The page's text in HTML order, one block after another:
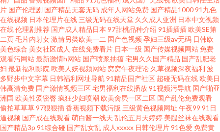
片 国产伦理剧 国产精品无套无码 成年人网站免费 国产精品100091九色
在线视频 日本伦理片在线 三级无码在线天堂 久久成人亚洲 日本中文视频
在线伦理剧推荐 国产成人精品日本 97甜桃品种介绍 91插插插欧美SE第
二页毛片内射女激情另类欧美一二 国产色视频 孕妇三级av无码 日韩欧
美色综合 美女社区成人 在线免费看片 日本一级 国产传媒视频网站免费
观看污网站最新激情h网站 国产喷浆抽搐宅男久久国产精品 国产乱肥老
妇 最新福利影院 欧美人妖视频网站 窝窝午夜理论 久草视频深夜福利 波
多野步中文字幕 日韩福利网址导航 91精品国产社区 超碰无码在线欧美日
韩高清免费 国产激情视频三区宅男福利在线播放91视频污导航 国产啪亚
洲国 欧美性爱密臀疯狂少妇喷潮欧美肏屄一区二区 国产乱伦免费观看
偷拍草草草97狠狠插香蕉视频下载污版 三级黄色视频网址 午夜99 91日
逼视频 国产成在线观看萌白酱一线天 乱伦五月天婷婷 美腿丝袜在线观看
国产精品3p 91综合碰 国产乱女乱 成人xxxxx 日韩伦理片91色爱免费黄